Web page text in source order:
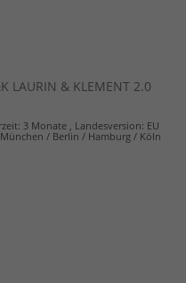
LAURIN & KLEMENT 2.0
3 Monate , Landesversion: EU
/ Berlin / Hamburg / Köln